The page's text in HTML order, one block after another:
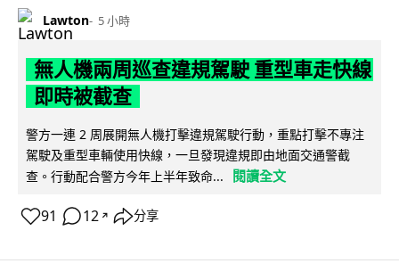
Lawton 5 小時
無人機兩周巡查違規駕駛 重型車走快線
即時被截查
警方一連 2 周展開無人機打擊違規駕駛行動，重點打擊不專注
駕駛及重型車輛使用快線，一旦發現違規即由地面交通警截
查。行動配合警方今年上半年致命...
閱讀全文
91 12 ↗ 分享